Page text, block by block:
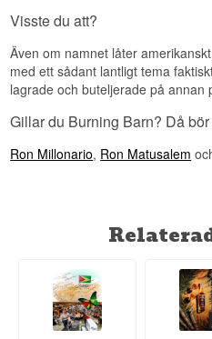
Visste du att?
Även om namnet låter
med ett sådant lantligt tema
lagrade och buteljerade på annan
Gillar du Burning Barn? Då
Ron Millonario, Ron Matusalem